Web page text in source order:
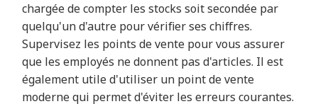
chargée de compter les stocks soit secondée par
quelqu'un d'autre pour vérifier ses chiffres.
Supervisez les points de vente pour vous assurer
que les employés ne donnent pas d'articles. Il est
également utile d'utiliser un point de vente
moderne qui permet d'éviter les erreurs courantes.